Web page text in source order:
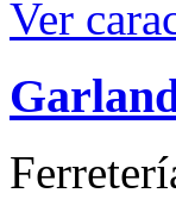
Ver